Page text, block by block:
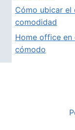
Cómo ubicar
comodidad
Home office en
cómodo